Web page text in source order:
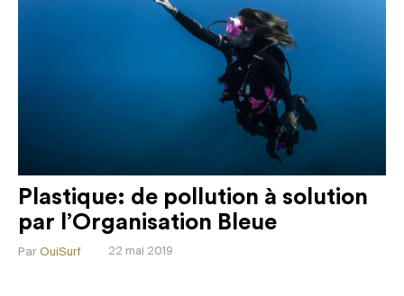
Plastique: de pollution à solution
par l’Organisation Bleue
22 mai 2019
Par OuiSurf